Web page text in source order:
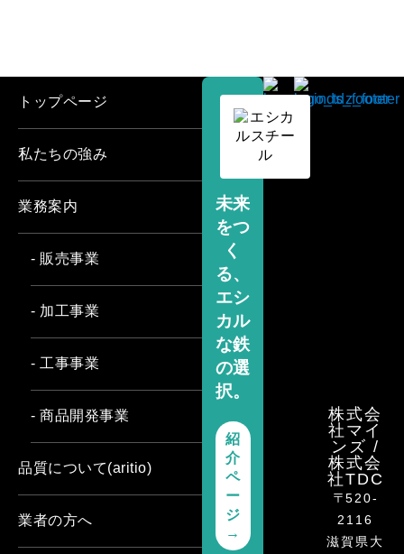
株式会
社マイ
ンズ /
株式会
社TDC
〒520-
2116
滋賀県大
未来
をつ
く
る、
エシ
カル
な鉄
の選
択。
紹
介
ペ
ー
ジ
→
トップページ
私たちの強み
業務案内
- 販売事業
- 加工事業
- 工事事業
- 商品開発事業
品質について(aritio)
業者の方へ